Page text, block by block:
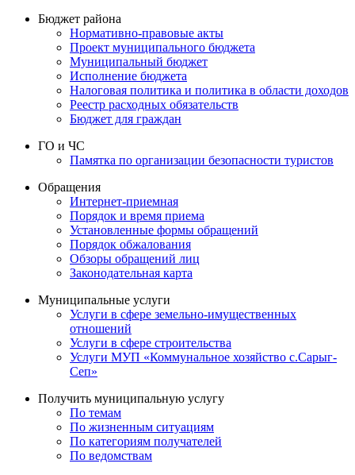
Бюджет района
Нормативно-правовые акты
Проект муниципального бюджета
Муниципальный бюджет
Исполнение бюджета
Налоговая политика и политика в области доходов
Реестр расходных обязательств
Бюджет для граждан
ГО и ЧС
Памятка по организации безопасности туристов
Обращения
Интернет-приемная
Порядок и время приема
Установленные формы обращений
Порядок обжалования
Обзоры обращений лиц
Законодательная карта
Муниципальные услуги
Услуги в сфере земельно-имущественных
отношений
Услуги в сфере строительства
Услуги МУП «Коммунальное хозяйство с.Сарыг-
Сеп»
Получить муниципальную услугу
По темам
По жизненным ситуациям
По категориям получателей
По ведомствам